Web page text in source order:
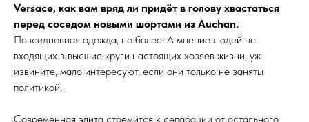
Versace, как вам вряд ли придёт в голову хвастаться
перед соседом новыми шортами из Auchan.
Повседневная одежда, не более. А мнение людей не
входящих в высшие круги настоящих хозяев жизни, уж
извините, мало интересуют, если они только не заняты
политикой.
Современная элита стремится к сепарации от остального